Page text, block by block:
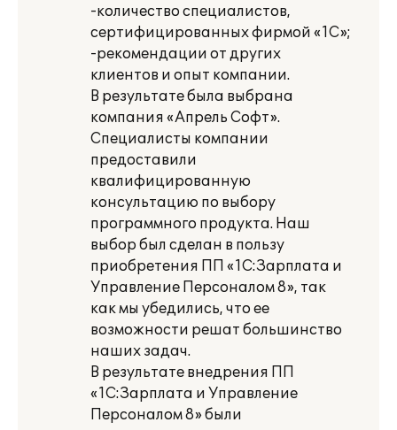
-количество специалистов,
сертифицированных фирмой «1С»;
-рекомендации от других
клиентов и опыт компании.
В результате была выбрана
компания «Апрель Софт».
Специалисты компании
предоставили
квалифицированную
консультацию по выбору
программного продукта. Наш
выбор был сделан в пользу
приобретения ПП «1С:Зарплата и
Управление Персоналом 8», так
как мы убедились, что ее
возможности решат большинство
наших задач.
В результате внедрения ПП
«1С:Зарплата и Управление
Персоналом 8» были